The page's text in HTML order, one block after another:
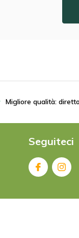
Migliore qualità:
Seguiteci